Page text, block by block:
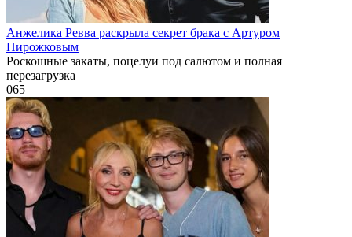
Анжелика Ревва раскрыла секрет брака с Артуром
Пирожковым
Роскошные закаты, поцелуи под салютом и полная
перезагрузка
065